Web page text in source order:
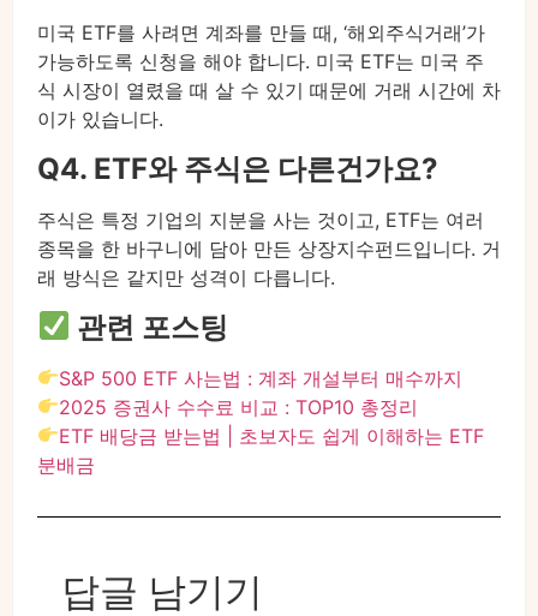
미국 ETF를 사려면 계좌를 만들 때, ‘해외주식거래’가
가능하도록 신청을 해야 합니다. 미국 ETF는 미국 주
식 시장이 열렸을 때 살 수 있기 때문에 거래 시간에 차
이가 있습니다.
Q4. ETF와 주식은 다른건가요?
주식은 특정 기업의 지분을 사는 것이고, ETF는 여러
종목을 한 바구니에 담아 만든 상장지수펀드입니다. 거
래 방식은 같지만 성격이 다릅니다.
관련 포스팅
S&P 500 ETF 사는법 : 계좌 개설부터 매수까지
2025 증권사 수수료 비교 : TOP10 총정리
ETF 배당금 받는법 | 초보자도 쉽게 이해하는 ETF
분배금
답글 남기기